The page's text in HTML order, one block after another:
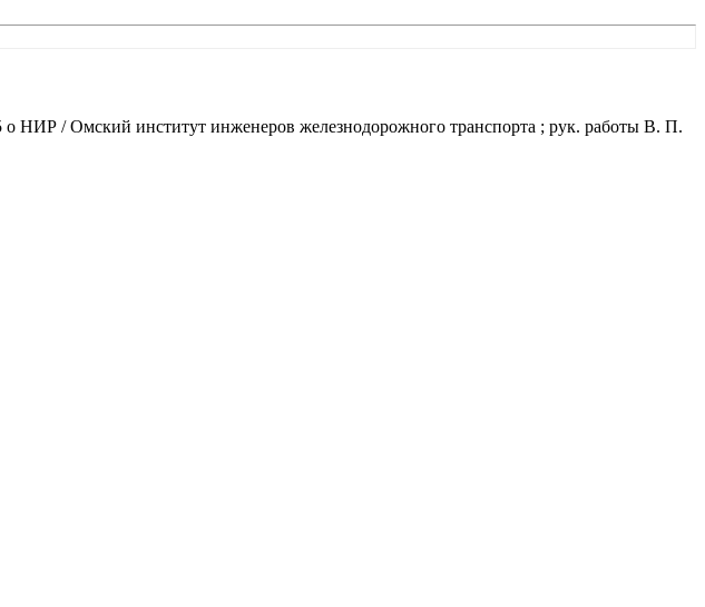
НИР / Омский институт инженеров железнодорожного транспорта ; рук. работы В. П.